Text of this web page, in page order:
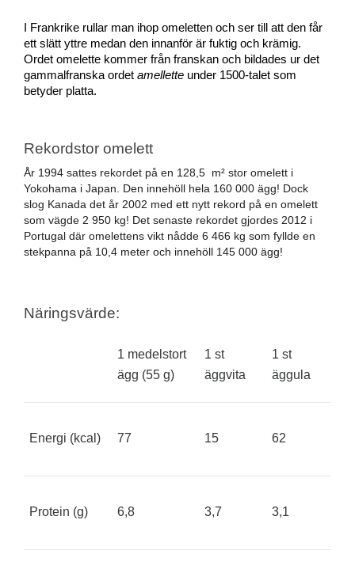
I Frankrike rullar man ihop omeletten och ser till att den får
ett slätt yttre medan den innanför är fuktig och krämig.
Ordet omelette kommer från franskan och bildades ur det
gammalfranska ordet amellette under 1500-talet som
betyder platta.
Rekordstor omelett
År 1994 sattes rekordet på en 128,5  m² stor omelett i
Yokohama i Japan. Den innehöll hela 160 000 ägg! Dock
slog Kanada det år 2002 med ett nytt rekord på en omelett
som vägde 2 950 kg! Det senaste rekordet gjordes 2012 i
Portugal där omelettens vikt nådde 6 466 kg som fyllde en
stekpanna på 10,4 meter och innehöll 145 000 ägg!
Näringsvärde:
1 medelstort
ägg (55 g)
1 st
äggvita
1 st
äggula
Energi (kcal) 77 15 62
Protein (g) 6,8 3,7 3,1